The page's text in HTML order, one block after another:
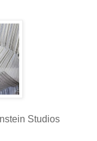
Studios